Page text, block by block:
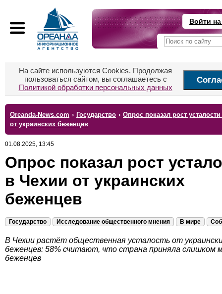
Войти
На сайте используются Cookies. Продолжая
пользоваться сайтом, вы соглашаетесь с
Политикой обработки персональных данных
Oreanda-News.com › Государство › Опрос показал рост
от украинских беженцев
01.08.2025, 13:45
Опрос показал рост
в Чехии от украинских
беженцев
Государство Исследование общественного мнения В мире
В Чехии растёт общественная усталость от
беженцев: 58% считают, что страна приняла слишком
беженцев